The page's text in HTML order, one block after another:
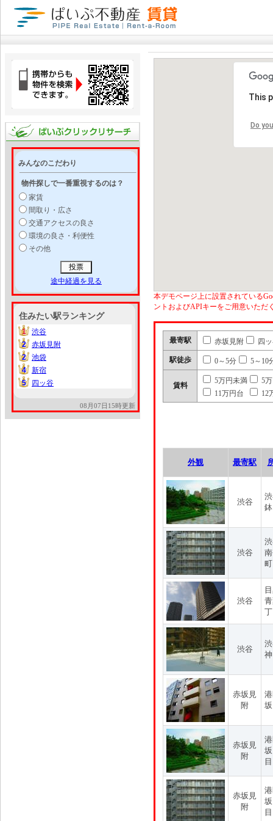
みんなのこだわり
物件探しで一番重視するのは？
家賃
間取り・広さ
交通アクセスの良さ
環境の良さ・利便性
その他
途中経過を見る
住みたい駅ランキング
1
1
渋谷
2
2
赤坂見附
2
2
池袋
4
4
新宿
5
5 四ッ谷
08月07日15時更新
This
Do
本デモページ上に設置されている
ントおよびAPIキーをご用意いただ
最寄駅 赤坂見附 四
駅徒歩 0～5分 5～10
賃料
5万円未満
5
11万円台
12
外観 最寄駅
渋谷
渋谷
渋谷
渋谷
赤坂見
附
赤坂見
附
目
赤坂見
附
目